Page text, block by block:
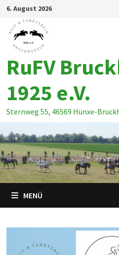
Zum
Inhalt
springen
6. August 2026
RuFV
1925 e.V.
Sternweg 55, 46569 Hünxe-
MENÜ